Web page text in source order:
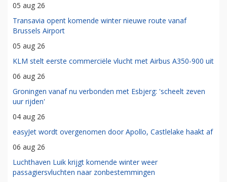
05 aug 26
Transavia opent komende winter nieuwe route vanaf
Brussels Airport
05 aug 26
KLM stelt eerste commerciële vlucht met Airbus A350-900 uit
06 aug 26
Groningen vanaf nu verbonden met Esbjerg: 'scheelt zeven
uur rijden'
04 aug 26
easyJet wordt overgenomen door Apollo, Castlelake haakt af
06 aug 26
Luchthaven Luik krijgt komende winter weer
passagiersvluchten naar zonbestemmingen